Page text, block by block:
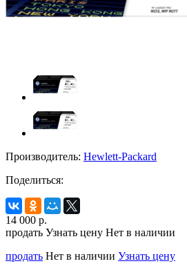
Производитель: Hewlett-Packard
Поделиться:
14 000 р.
продать Узнать цену Нет в наличии
продать Нет в наличии Узнать цену